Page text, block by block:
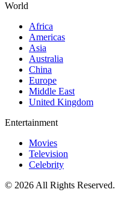
World
Africa
Americas
Asia
Australia
China
Europe
Middle East
United Kingdom
Entertainment
Movies
Television
Celebrity
© 2026 All Rights Reserved.